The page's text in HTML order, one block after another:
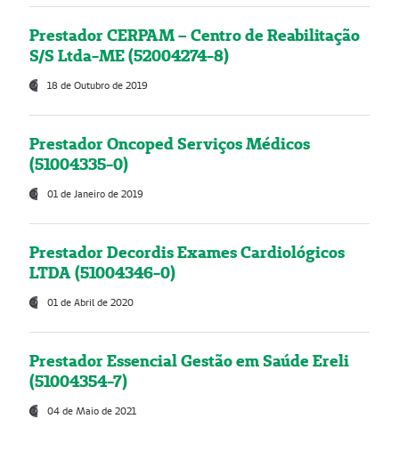
Prestador CERPAM – Centro de Reabilitação
S/S Ltda-ME (52004274-8)
18 de Outubro de 2019
Prestador Oncoped Serviços Médicos
(51004335-0)
01 de Janeiro de 2019
Prestador Decordis Exames Cardiológicos
LTDA (51004346-0)
01 de Abril de 2020
Prestador Essencial Gestão em Saúde Ereli
(51004354-7)
04 de Maio de 2021